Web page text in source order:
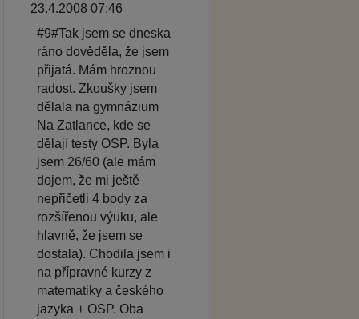
23.4.2008 07:46
#9#Tak jsem se dneska
ráno dověděla, že jsem
přijatá. Mám hroznou
radost. Zkoušky jsem
dělala na gymnázium
Na Zatlance, kde se
dělají testy OSP. Byla
jsem 26/60 (ale mám
dojem, že mi ještě
nepřičetli 4 body za
rozšířenou výuku, ale
hlavně, že jsem se
dostala). Chodila jsem i
na přípravné kurzy z
matematiky a českého
jazyka + OSP. Oba